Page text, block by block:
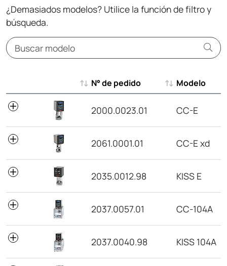
¿Demasiados modelos? Utilice la función de filtro y
búsqueda.
N° de pedido
Modelo
2000.0023.01 CC-E
2061.0001.01 CC-E xd
2035.0012.98 KISS E
2037.0057.01 CC-104A
2037.0040.98 KISS 104A